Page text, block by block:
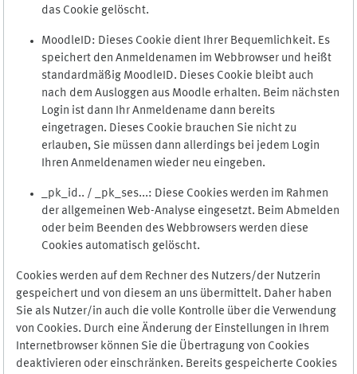
das Cookie gelöscht.
MoodleID: Dieses Cookie dient Ihrer Bequemlichkeit. Es
speichert den Anmeldenamen im Webbrowser und heißt
standardmäßig MoodleID. Dieses Cookie bleibt auch
nach dem Ausloggen aus Moodle erhalten. Beim nächsten
Login ist dann Ihr Anmeldename dann bereits
eingetragen. Dieses Cookie brauchen Sie nicht zu
erlauben, Sie müssen dann allerdings bei jedem Login
Ihren Anmeldenamen wieder neu eingeben.
_pk_id.. / _pk_ses...: Diese Cookies werden im Rahmen
der allgemeinen Web-Analyse eingesetzt. Beim Abmelden
oder beim Beenden des Webbrowsers werden diese
Cookies automatisch gelöscht.
Cookies werden auf dem Rechner des Nutzers/der Nutzerin
gespeichert und von diesem an uns übermittelt. Daher haben
Sie als Nutzer/in auch die volle Kontrolle über die Verwendung
von Cookies. Durch eine Änderung der Einstellungen in Ihrem
Internetbrowser können Sie die Übertragung von Cookies
deaktivieren oder einschränken. Bereits gespeicherte Cookies